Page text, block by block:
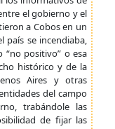
el gobierno y el
a Cobos en un
país se incendiaba,
positivo” o esa
histórico y de la
Aires y otras
del campo
trabándole las
de fijar las